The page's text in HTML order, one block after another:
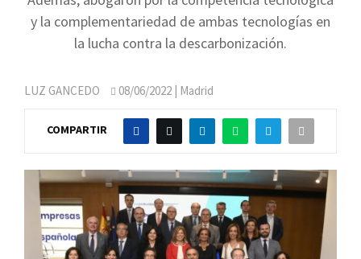
y la complementariedad de ambas tecnologías en
la lucha contra la descarbonización.
LUZ GANCEDO 08/06/2022 | Madrid
COMPARTIR